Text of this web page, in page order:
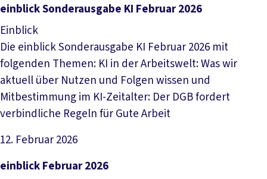
Datei herunterladen
einblick Sonderausgabe KI Februar 2026
Einblick
Die einblick Sonderausgabe KI Februar 2026 mit
folgenden Themen: KI in der Arbeitswelt: Was wir
aktuell über Nutzen und Folgen wissen und
Mitbestimmung im KI-Zeitalter: Der DGB fordert
verbindliche Regeln für Gute Arbeit
12. Februar 2026
Datei herunterladen
einblick Februar 2026